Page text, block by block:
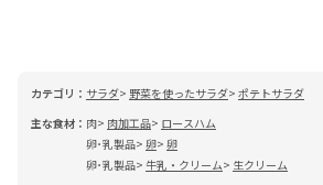
カテゴリ： サラダ 野菜を使ったサラダ ポテトサラダ
主な食材： 肉 肉加工品
ロースハム
卵･乳製品 卵 卵
卵･乳製品 牛乳・クリーム
生クリーム